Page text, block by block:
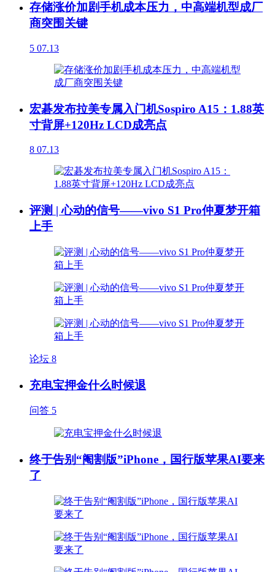
存储涨价加剧手机成本压力，中高端机型成厂
商突围关键
5 07.13
宏碁发布拉美专属入门机Sospiro A15：1.88英
寸背屏+120Hz LCD成亮点
8 07.13
评测 | 心动的信号——vivo S1 Pro仲夏梦开箱
上手
论坛 8
充电宝押金什么时候退
问答 5
终于告别“阉割版”iPhone，国行版苹果AI要来
了